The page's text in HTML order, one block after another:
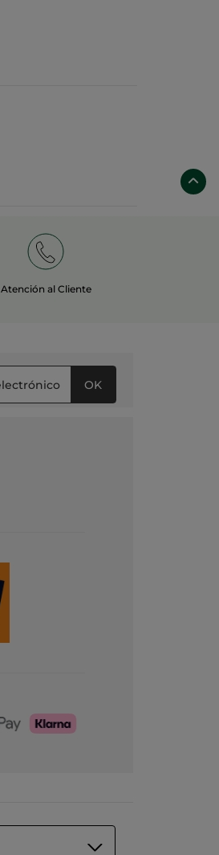
Atención al Cliente
OK